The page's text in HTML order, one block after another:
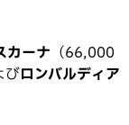
カーナ （66,000
びロンバルディア